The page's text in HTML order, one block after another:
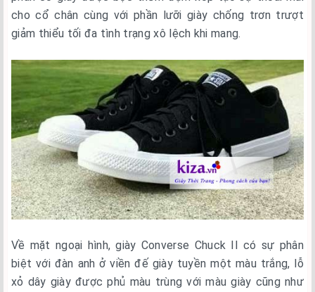
cho cổ chân cùng với phần lưỡi giày chống trơn trượt
giảm thiểu tối đa tình trạng xô lệch khi mang.
Về mặt ngoại hình, giày Converse Chuck II có sự phân
biệt với đàn anh ở viền đế giày tuyền một màu trắng, lỗ
xỏ dây giày được phủ màu trùng với màu giày cũng như